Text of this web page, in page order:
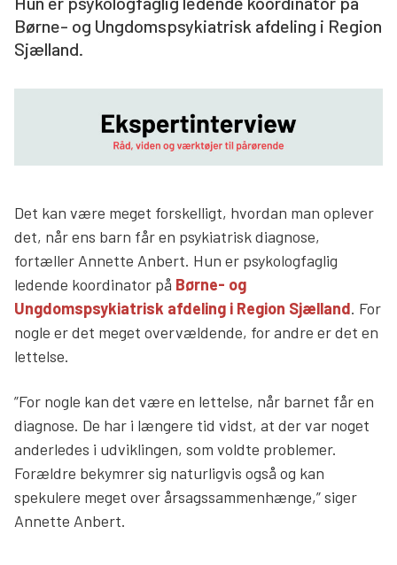
Børne- og Ungdomspsykiatrisk afdeling i Region
Sjælland.
Det kan være meget forskelligt, hvordan man oplever
det, når ens barn får en psykiatrisk diagnose,
fortæller Annette Anbert. Hun er psykologfaglig
ledende koordinator på Børne- og
Ungdomspsykiatrisk afdeling i Region Sjælland. For
nogle er det meget overvældende, for andre er det en
lettelse.
”For nogle kan det være en lettelse, når barnet får en
diagnose. De har i længere tid vidst, at der var noget
anderledes i udviklingen, som voldte problemer.
Forældre bekymrer sig naturligvis også og kan
spekulere meget over årsagssammenhænge,” siger
Annette Anbert.